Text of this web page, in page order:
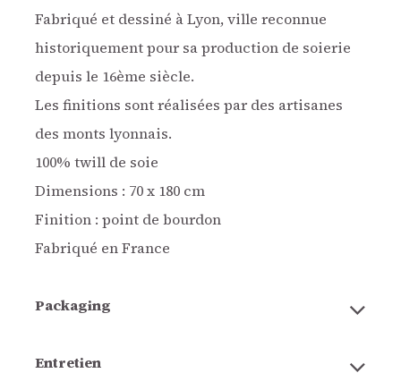
Fabriqué et dessiné à Lyon, ville reconnue
historiquement pour sa production de soierie
depuis le 16ème siècle.
Les finitions sont réalisées par des artisanes
des monts lyonnais.
100% twill de soie
Dimensions : 70 x 180 cm
Finition : point de bourdon
Fabriqué en France
Packaging
Entretien